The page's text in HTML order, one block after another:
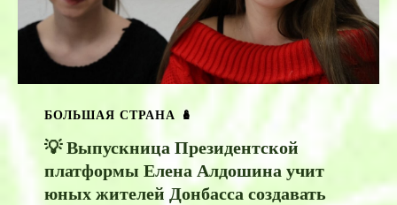
БОЛЬШАЯ СТРАНА 🪆
💡 Выпускница Президентской
платформы Елена Алдошина учит
юных жителей Донбасса создавать